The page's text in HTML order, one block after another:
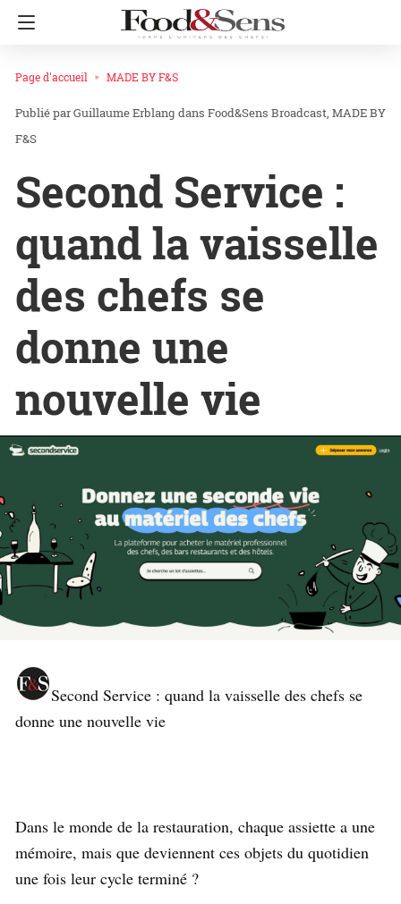
Page d'accueil MADE BY F&S
Guillaume Erblang dans Food&Sens Broadcast MADE BY
F&S
Second Service :
quand la vaisselle
des chefs se
donne une
nouvelle vie
Second Service : quand la vaisselle des chefs se
donne une nouvelle vie
Dans le monde de la restauration, chaque assiette a une
mémoire, mais que deviennent ces objets du quotidien
une fois leur cycle terminé ?